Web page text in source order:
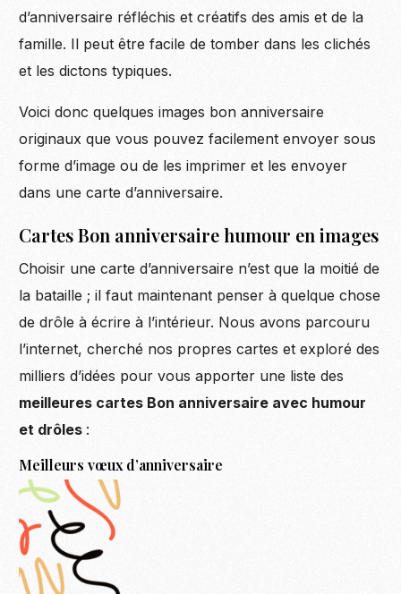
d’anniversaire réfléchis et créatifs des amis et de la
famille. Il peut être facile de tomber dans les clichés
et les dictons typiques.
Voici donc quelques images bon anniversaire
originaux que vous pouvez facilement envoyer sous
forme d’image ou de les imprimer et les envoyer
dans une carte d’anniversaire.
Cartes Bon anniversaire humour en images
Choisir une carte d’anniversaire n’est que la moitié de
la bataille ; il faut maintenant penser à quelque chose
de drôle à écrire à l’intérieur. Nous avons parcouru
l’internet, cherché nos propres cartes et exploré des
milliers d’idées pour vous apporter une liste des
meilleures cartes Bon anniversaire avec humour
et drôles :
Meilleurs vœux d’anniversaire